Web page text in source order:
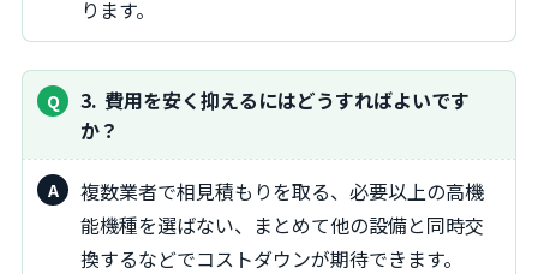
ります。
3 費用を安く抑えるにはどうすればよいです
か？
複数業者で相見積もりを取る、必要以上の高機
能機種を選ばない、まとめて他の設備と同時交
換するなどでコストダウンが期待できます。